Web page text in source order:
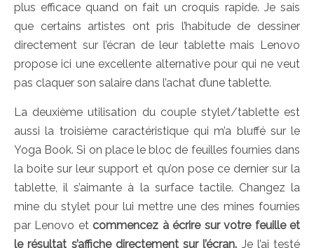
plus efficace quand on fait un croquis rapide. Je sais
que certains artistes ont pris l’habitude de dessiner
directement sur l’écran de leur tablette mais Lenovo
propose ici une excellente alternative pour qui ne veut
pas claquer son salaire dans l’achat d’une tablette.
La deuxième utilisation du couple stylet/tablette est
aussi la troisième caractéristique qui m’a bluffé sur le
Yoga Book. Si on place le bloc de feuilles fournies dans
la boite sur leur support et qu’on pose ce dernier sur la
tablette, il s’aimante à la surface tactile. Changez la
mine du stylet pour lui mettre une des mines fournies
par Lenovo et commencez à écrire sur votre feuille et
le résultat s’affiche directement sur l’écran. Je l’ai testé